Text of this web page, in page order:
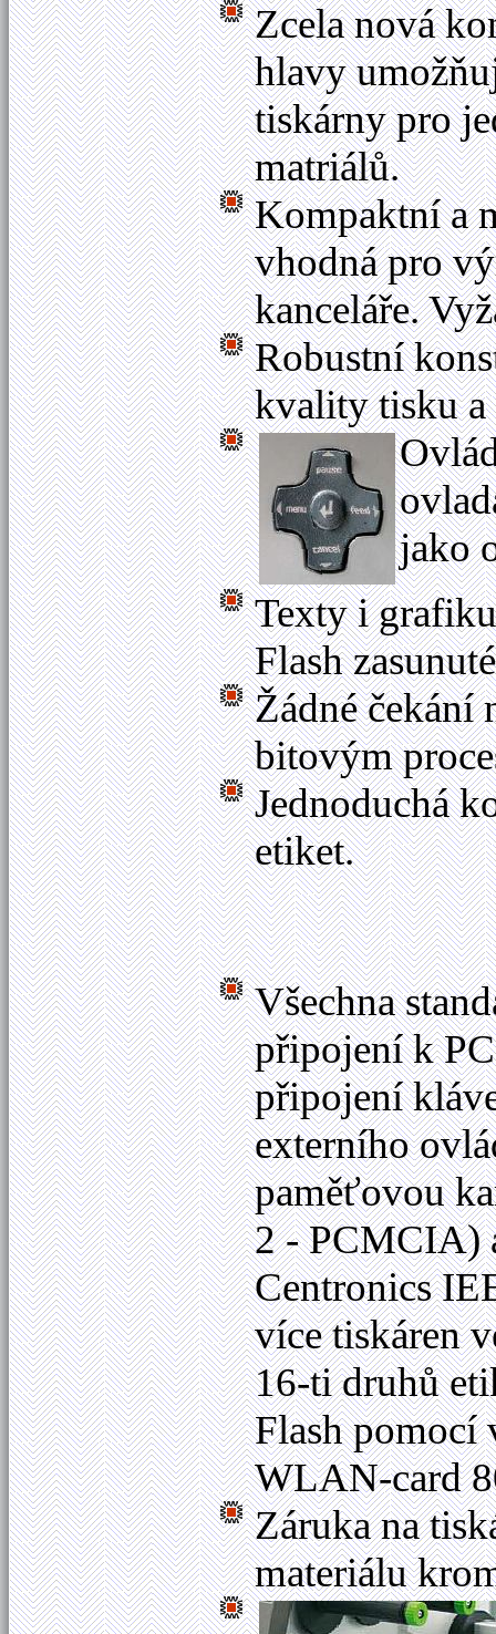
Zcela nová
hlavy
tiskárny pro
matriálů.
Kompaktní a
vhodná pro
kanceláře.
Robustní
kvality tisku
jako
Texty i
Flash
Žádné čekání
bitovým
Jednoduchá
etiket.
Všechna
připojení k
připojení
externího
paměťovou
2 - PCMCIA)
Centronics
více tiskáren
16-ti druhů
Flash pomocí
WLAN-card
Záruka na
materiálu